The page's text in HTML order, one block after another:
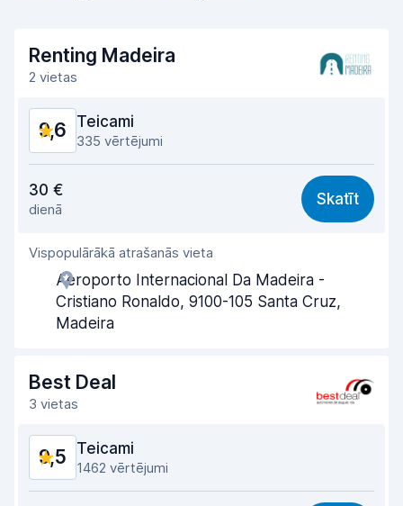
Renting Madeira
2 vietas
9,6 Teicami
335 vērtējumi
9,3
Viegli atrast 9,6
Aģentu atbalsts
Saņemšanas ātrums
Nodošanas ātrums
Auto tīrība
Automašīnas stāvoklis
30 €
dienā
Skatīt
Vispopulārākā atrašanās vieta
Aeroporto Internacional Da Madeira -
Cristiano Ronaldo, 9100-105 Santa Cruz,
Madeira
Best Deal
3 vietas
9,5 Teicami
1462 vērtējumi